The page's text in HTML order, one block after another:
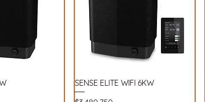
SENSE ELITE WIFI 6KW